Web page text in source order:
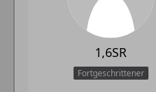
1,6SR
Fortgeschrittener